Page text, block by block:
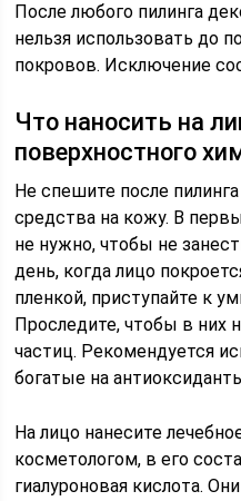
После любого пилинга
нельзя использовать до
покровов. Исключение
Что наносить на
поверхностного
Не спешите после
средства на кожу. В
не нужно, чтобы не
день, когда лицо
пленкой, приступайте к
Проследите, чтобы в них
частиц. Рекомендуется
богатые на
На лицо нанесите
косметологом, в его
гиалуроновая кислота.